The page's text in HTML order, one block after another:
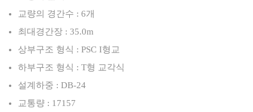
교량의 경간수 : 6개
최대경간장 : 35.0m
상부구조 형식 : PSC I형교
하부구조 형식 : T형 교각식
설계하중 : DB-24
교통량 : 17157